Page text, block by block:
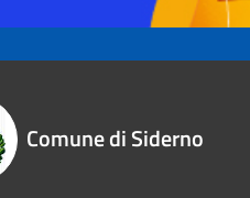
Comune di Siderno